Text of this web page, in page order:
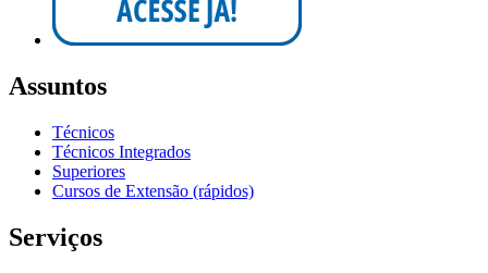
Assuntos
Técnicos
Técnicos Integrados
Superiores
Cursos de Extensão (rápidos)
Serviços